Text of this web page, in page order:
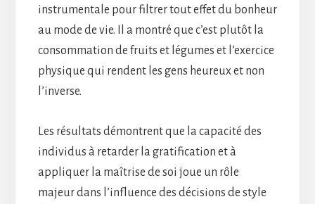
instrumentale pour filtrer tout effet du bonheur
au mode de vie. Il a montré que c’est plutôt la
consommation de fruits et légumes et l’exercice
physique qui rendent les gens heureux et non
l’inverse.
Les résultats démontrent que la capacité des
individus à retarder la gratification et à
appliquer la maîtrise de soi joue un rôle
majeur dans l’influence des décisions de style